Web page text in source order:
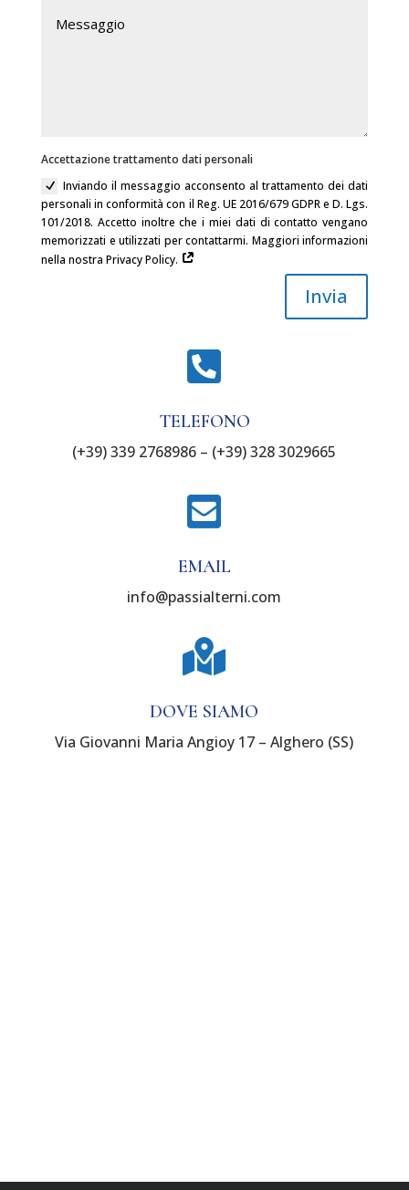
Accettazione trattamento dati personali
Inviando il messaggio acconsento al trattamento dei dati
personali in conformità con il Reg. UE 2016/679 GDPR e D. Lgs.
101/2018. Accetto inoltre che i miei dati di contatto vengano
memorizzati e utilizzati per contattarmi. Maggiori informazioni
nella nostra Privacy Policy.
Invia

TELEFONO
(+39) 339 2768986 – (+39) 328 3029665

EMAIL
info@passialterni.com

DOVE SIAMO
Via Giovanni Maria Angioy 17 – Alghero (SS)